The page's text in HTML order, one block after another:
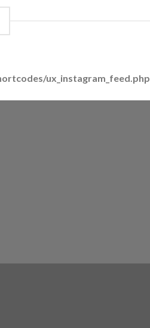
ux_instagram_feed.php